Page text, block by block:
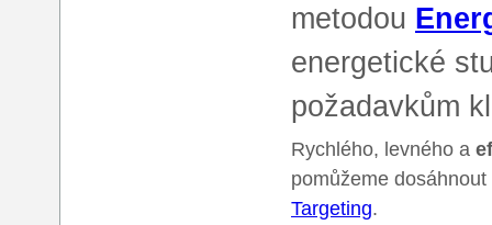
metodou
energetické
požadavkům
Rychlého, levného a
pomůžeme
Targeting.